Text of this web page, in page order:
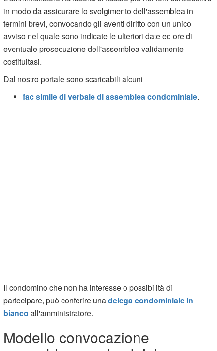
in modo da assicurare lo svolgimento dell'assemblea in
termini brevi, convocando gli aventi diritto con un unico
avviso nel quale sono indicate le ulteriori date ed ore di
eventuale prosecuzione dell'assemblea validamente
costituitasi.
Dal nostro portale sono scaricabili alcuni
fac simile di verbale di assemblea condominiale.
Il condomino che non ha interesse o possibilità di
partecipare, può conferire unadelega condominiale in
bianco all'amministratore.
Modello convocazione